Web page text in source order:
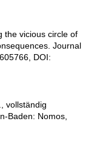
the vicious circle of
Journal
DOI:
vollständig
Baden: Nomos,